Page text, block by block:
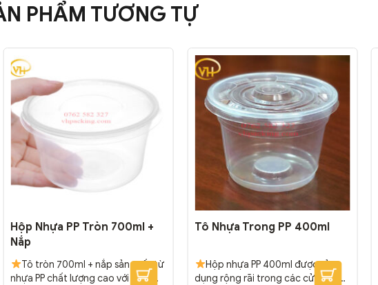
PHẨM TƯƠNG TỰ
Hộp Nhựa PP Tròn 700ml +
Nắp
Tô tròn 700ml + nắp sản xuất từ
nhựa PP chất lượng cao với chất
Tô Nhựa Trong PP 400ml
Hộp nhựa PP 400ml được sử
dụng rộng rãi trong các cửa hàng